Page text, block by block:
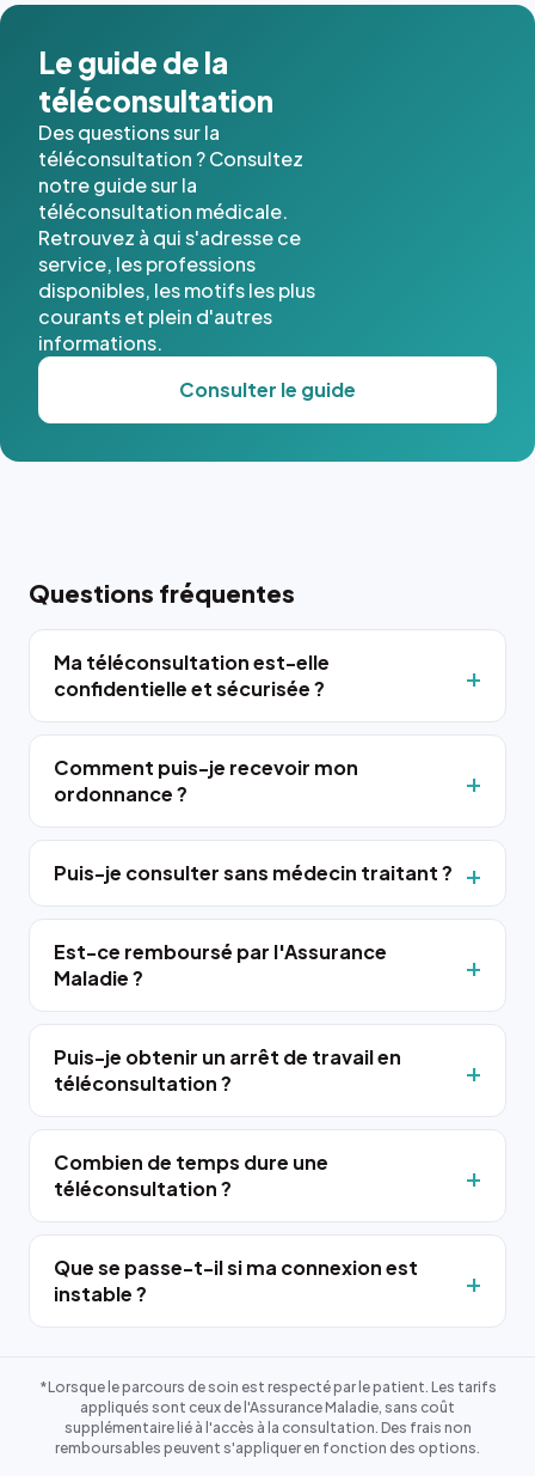
Le guide de la
téléconsultation
Des questions sur la
téléconsultation ? Consultez
notre guide sur la
téléconsultation médicale.
Retrouvez à qui s'adresse ce
service, les professions
disponibles, les motifs les plus
courants et plein d'autres
informations.
Consulter le guide
Questions fréquentes
Ma téléconsultation est-elle
confidentielle et sécurisée ?
Comment puis-je recevoir mon
ordonnance ?
Puis-je consulter sans médecin traitant ?
Est-ce remboursé par l'Assurance
Maladie ?
Puis-je obtenir un arrêt de travail en
téléconsultation ?
Combien de temps dure une
téléconsultation ?
Que se passe-t-il si ma connexion est
instable ?
*Lorsque le parcours de soin est respecté par le patient. Les tarifs
appliqués sont ceux de l'Assurance Maladie, sans coût
supplémentaire lié à l'accès à la consultation. Des frais non
remboursables peuvent s'appliquer en fonction des options.